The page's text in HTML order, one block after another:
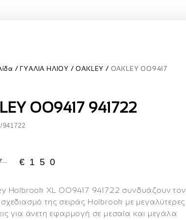
ΓΥΑΛΙΑ ΗΛΙΟΥ OAKLEY
OAKLEY OO9417
OO9417 941722
941722
€ 150
Holbrook XL OO9417 941722 συνδυάζουν τον
της σειράς Holbrook με μεγαλύτερες
για άνετη εφαρμογή σε μεσαία και μεγάλα